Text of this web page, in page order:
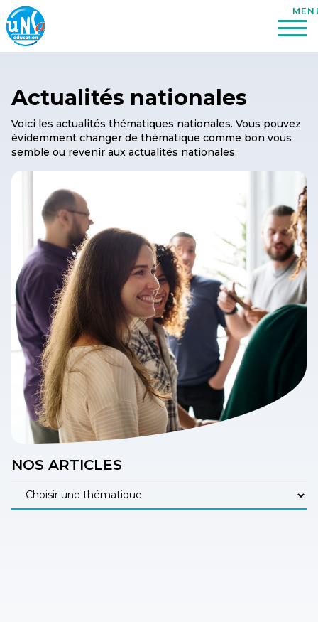
Actualités nationales
Voici les actualités thématiques nationales. Vous pouvez
évidemment changer de thématique comme bon vous
semble ou revenir aux actualités nationales.
NOS ARTICLES